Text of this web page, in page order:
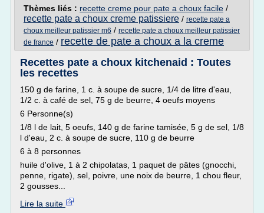
Thèmes liés : recette creme pour pate a choux facile /
recette pate a choux creme patissiere / recette pate a
choux meilleur patissier m6 / recette pate a choux meilleur patissier
de france / recette de pate a choux a la creme
Recettes pate a choux kitchenaid : Toutes
les recettes
150 g de farine, 1 c. à soupe de sucre, 1/4 de litre d'eau,
1/2 c. à café de sel, 75 g de beurre, 4 oeufs moyens
6 Personne(s)
1/8 l de lait, 5 oeufs, 140 g de farine tamisée, 5 g de sel, 1/8
l d'eau, 2 c. à soupe de sucre, 110 g de beurre
6 à 8 personnes
huile d'olive, 1 à 2 chipolatas, 1 paquet de pâtes (gnocchi,
penne, rigate), sel, poivre, une noix de beurre, 1 chou fleur,
2 gousses...
Lire la suite